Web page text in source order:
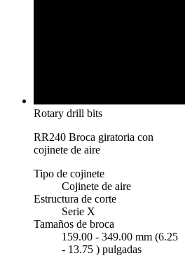
Rotary drill bits
RR240 Broca giratoria con
cojinete de aire
Tipo de cojinete
Cojinete de aire
Estructura de corte
Serie X
Tamaños de broca
159.00 - 349.00 mm (6.25
- 13.75 ) pulgadas